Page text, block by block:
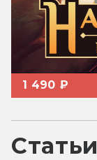
1 490 ₽
Статьи